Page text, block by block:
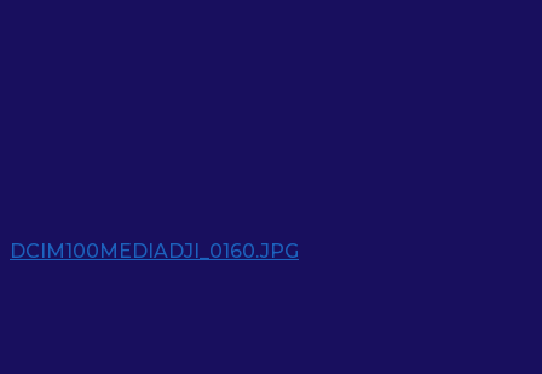
DCIM100MEDIADJI_0160.JPG